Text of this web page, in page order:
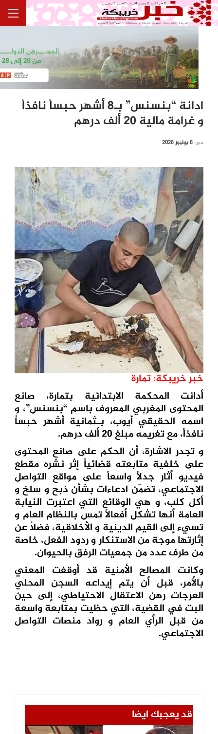
ادانة “بنسنس” بـ8 أشهر حبساً نافذاً
و غرامة مالية 20 ألف درهم
في 6 يوليوز 2026
خبر خريبكة: تمارة
أدانت المحكمة الابتدائية بتمارة، صانع
المحتوى المغربي المعروف باسم “بنسنس”، و
اسمه الحقيقي أيوب، بـثمانية أشهر حبساً
نافذاً، مع تغريمه مبلغ 20 ألف درهم.
و تجدر الاشارة، أن الحكم على صانع المحتوى
على خلفية متابعته قضائياً إثر نشره مقطع
فيديو أثار جدلاً واسعاً على مواقع التواصل
الاجتماعي، تضمّن ادعاءات بشأن ذبح و سلخ و
أكل كلب، و هي الوقائع التي اعتبرت النيابة
العامة أنها تشكل أفعالاً تمس بالنظام العام و
تسيء إلى القيم الدينية و الأخلاقية، فضلاً عن
إثارتها موجة من الاستنكار و ردود الفعل، خاصة
من طرف عدد من جمعيات الرفق بالحيوان.
وكانت المصالح الأمنية قد أوقفت المعني
بالأمر، قبل أن يتم إيداعه السجن المحلي
العرجات رهن الاعتقال الاحتياطي، إلى حين
البت في القضية، التي حظيت بمتابعة واسعة
من قبل الرأي العام و رواد منصات التواصل
الاجتماعي.
قد يعجبك ايضا